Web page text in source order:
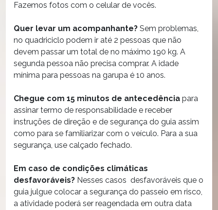
Fazemos fotos com o celular de vocês.
Quer levar um acompanhante? Sem problemas,
no quadriciclo podem ir até 2 pessoas que não
devem passar um total de no máximo 190 kg. A
segunda pessoa não precisa comprar. A idade
mínima para pessoas na garupa é 10 anos.
Chegue com 15 minutos de antecedência para
assinar termo de responsabilidade e receber
instruções de direção e de segurança do guia assim
como para se familiarizar com o veículo. Para a sua
segurança, use calçado fechado.
Em caso de condições climáticas
desfavoráveis? Nesses casos desfavoráveis que o
guia julgue colocar a segurança do passeio em risco,
a atividade poderá ser reagendada em outra data